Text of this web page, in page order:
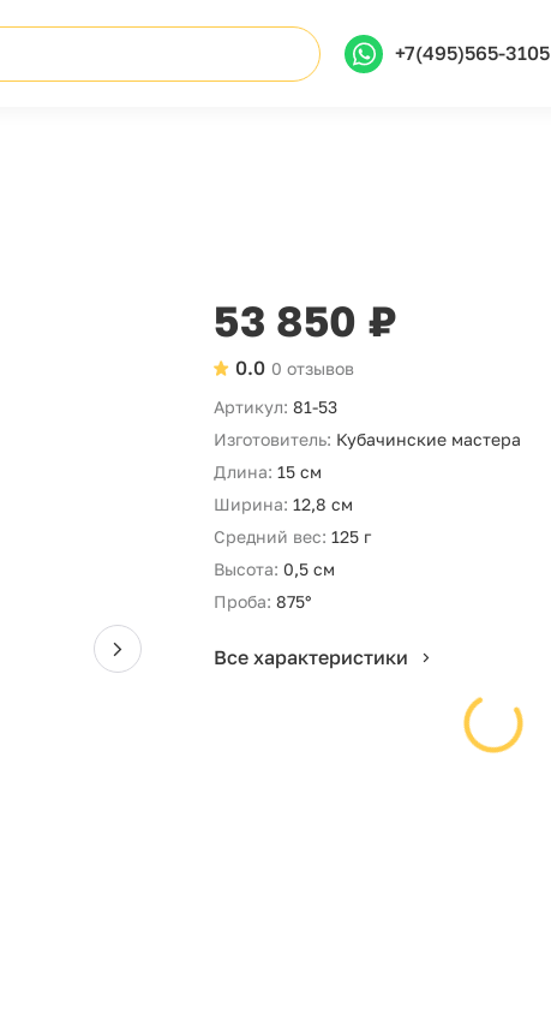
+7(495)565-3105
53 850 ₽
0 отзывов
0.0
Артикул: 81-53
Изготовитель: Кубачинские мастера
Длина: 15 см
Ширина: 12,8 см
Средний вес: 125 г
Высота: 0,5 см
Проба: 875°
Все характеристики